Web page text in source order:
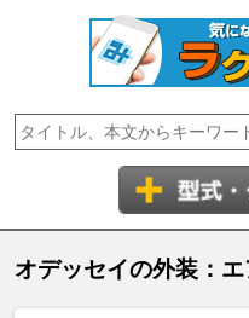
オデッセイの外装：